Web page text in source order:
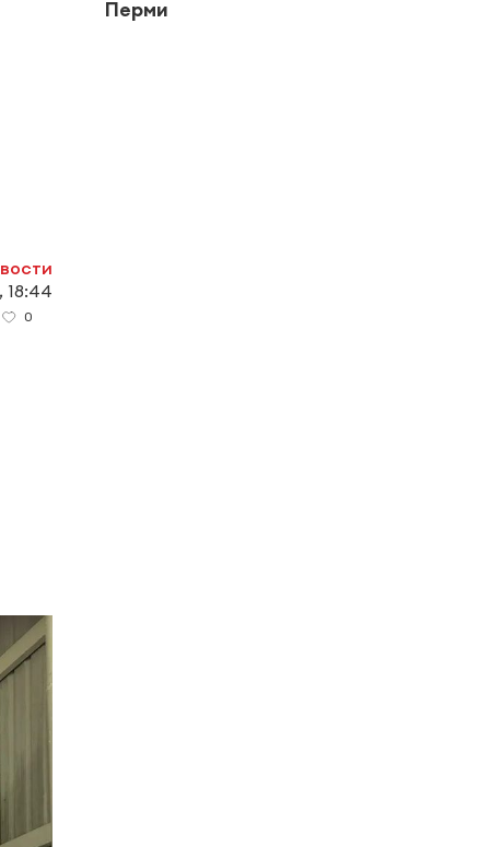
Перми
18:44
0